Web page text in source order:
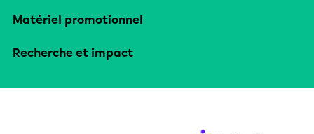
Matériel promotionnel
Recherche et impact